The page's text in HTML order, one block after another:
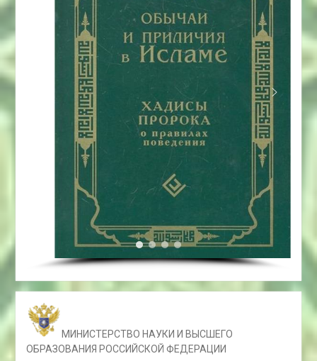
МИНИСТЕРСТВО НАУКИ И ВЫСШЕГО
ОБРАЗОВАНИЯ РОССИЙСКОЙ ФЕДЕРАЦИИ